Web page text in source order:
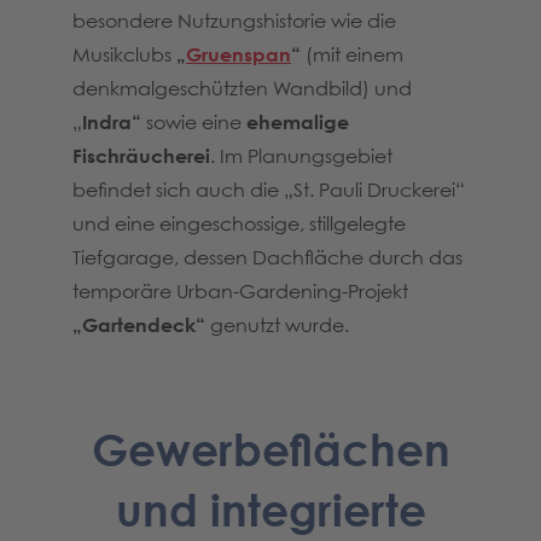
besondere Nutzungshistorie wie die
Musikclubs „Gruenspan“ (mit einem
denkmalgeschützten Wandbild) und
„Indra“ sowie eine ehemalige
Fischräucherei. Im Planungsgebiet
befindet sich auch die „St. Pauli Druckerei“
und eine eingeschossige, stillgelegte
Tiefgarage, dessen Dachfläche durch das
temporäre Urban-Gardening-Projekt
„Gartendeck“ genutzt wurde.
Gewerbeflächen
und integrierte